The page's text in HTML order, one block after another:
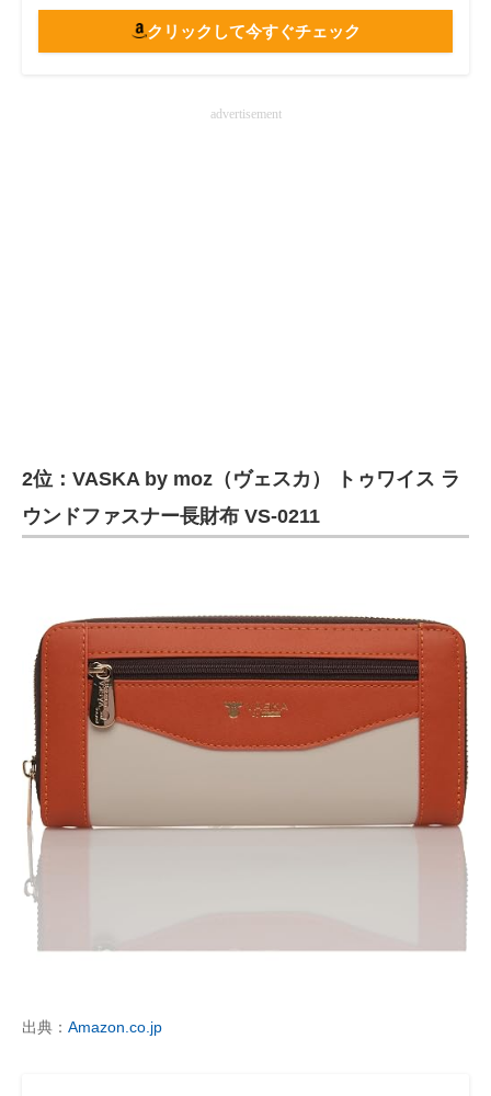
クリックして今すぐチェック
advertisement
2位：VASKA by moz（ヴェスカ） トゥワイス ラ
ウンドファスナー長財布 VS-0211
出典： Amazon.co.jp